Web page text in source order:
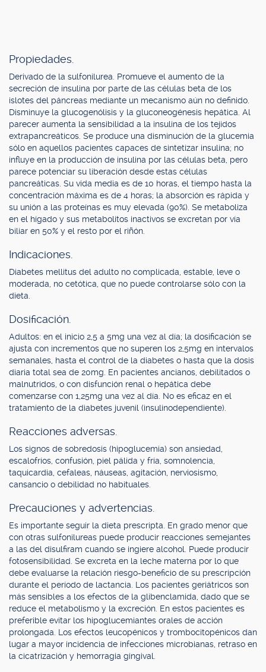
Propiedades.
Derivado de la sulfonilurea. Promueve el aumento de la
secreción de insulina por parte de las células beta de los
islotes del páncreas mediante un mecanismo aún no definido.
Disminuye la glucogenólisis y la gluconeogénesis hepática. Al
parecer aumenta la sensibilidad a la insulina de los tejidos
extrapancreáticos. Se produce una disminución de la glucemia
sólo en aquellos pacientes capaces de sintetizar insulina; no
influye en la producción de insulina por las células beta, pero
parece potenciar su liberación desde estas células
pancreáticas. Su vida media es de 10 horas, el tiempo hasta la
concentración máxima es de 4 horas; la absorción es rápida y
su unión a las proteínas es muy elevada (90%). Se metaboliza
en el hígado y sus metabolitos inactivos se excretan por vía
biliar en 50% y el resto por el riñón.
Indicaciones.
Diabetes mellitus del adulto no complicada, estable, leve o
moderada, no cetótica, que no puede controlarse sólo con la
dieta.
Dosificación.
Adultos: en el inicio 2,5 a 5mg una vez al día; la dosificación se
ajusta con incrementos que no superen los 2,5mg en intervalos
semanales, hasta el control de la diabetes o hasta que la dosis
diaria total sea de 20mg. En pacientes ancianos, debilitados o
malnutridos, o con disfunción renal o hepática debe
comenzarse con 1,25mg una vez al día. No es eficaz en el
tratamiento de la diabetes juvenil (insulinodependiente).
Reacciones adversas.
Los signos de sobredosis (hipoglucemia) son ansiedad,
escalofríos, confusión, piel pálida y fría, somnolencia,
taquicardia, cefaleas, náuseas, agitación, nerviosismo,
cansancio o debilidad no habituales.
Precauciones y advertencias.
Es importante seguir la dieta prescripta. En grado menor que
con otras sulfonilureas puede producir reacciones semejantes
a las del disulfiram cuando se ingiere alcohol. Puede producir
fotosensibilidad. Se excreta en la leche materna por lo que
debe evaluarse la relación riesgo-beneficio de su prescripción
durante el período de lactancia. Los pacientes geriátricos son
más sensibles a los efectos de la glibenclamida, dado que se
reduce el metabolismo y la excreción. En estos pacientes es
preferible evitar los hipoglucemiantes orales de acción
prolongada. Los efectos leucopénicos y trombocitopénicos dan
lugar a mayor incidencia de infecciones microbianas, retraso en
la cicatrización y hemorragia gingival.